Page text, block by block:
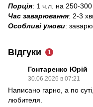
Порція: 1 ч.л. на 250-
Час заварювання: 2-3
Особливі умови:
Відгуки 1
Гонтаренко Юрій
30.06.2026 в 07:21
Написано гарно, а по
любителя.